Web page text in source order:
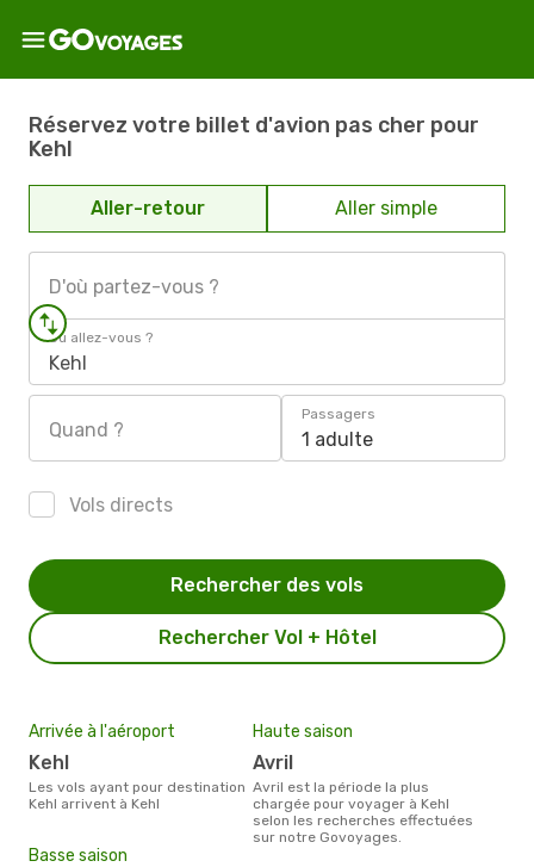
Réservez votre billet d'avion pas cher pour
Kehl
Aller-retour Aller simple
D'où partez-vous ?
Où allez-vous ?
Kehl
Quand ?
Passagers
1 adulte
Vols directs
Rechercher Vol + Hôtel
Rechercher des vols
Arrivée à l'aéroport
Kehl
Les vols ayant pour destination
Kehl arrivent à Kehl
Haute saison
avril
avril est la période la plus
chargée pour voyager à Kehl
selon les recherches effectuées
sur notre Govoyages.
Basse saison